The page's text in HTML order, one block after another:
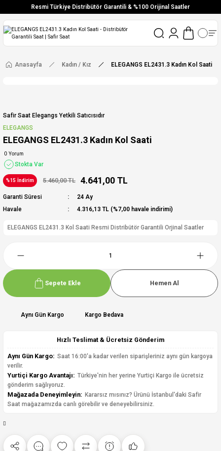
Resmi Türkiye Distribütör Garantili & %100 Orijinal Saatler
Vade Farksız 6 Taksit
Ücretsiz Kargo
Anasayfa Kadın / Kız ELEGANGS EL2431.3 Kadın Kol Saati
Safir Saat Elegangs Yetkili Satıcısıdır
ELEGANGS
ELEGANGS EL2431.3 Kadın Kol Saati
0 Yorum
Stokta Var
%15 İndirim 5.460,00 TL 4.641,00 TL
Garanti Süresi
24 Ay
Havale
4.316,13 TL (%7,00 havale indirimi)
ELEGANGS EL2431.3 Kol Saati Resmi Distribütör Garantili Orjinal Saatler
Sepete Ekle Hemen Al
Aynı Gün Kargo Kargo Bedava
Hızlı Teslimat & Ücretsiz Gönderim
Aynı Gün Kargo: Saat 16:00'a kadar verilen siparişleriniz aynı gün kargoya
verilir.
Yurtiçi Kargo Avantajı: Türkiye'nin her yerine Yurtiçi Kargo ile ücretsiz
gönderim sağlıyoruz.
Mağazada Deneyimleyin: Kararsız mısınız? Ürünü İstanbul'daki Safir
Saat mağazamızda canlı görebilir ve deneyebilirsiniz.